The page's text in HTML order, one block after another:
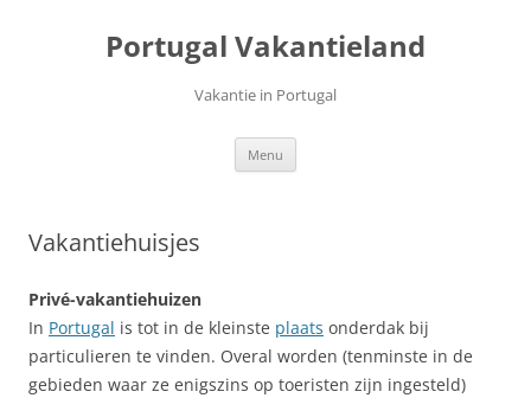
Portugal Vakantieland
Vakantie in Portugal
Menu
Vakantiehuisjes
Privé-vakantiehuizen
In Portugal is tot in de kleinste plaats onderdak bij
particulieren te vinden. Overal worden (tenminste in de
gebieden waar ze enigszins op toeristen zijn ingesteld)